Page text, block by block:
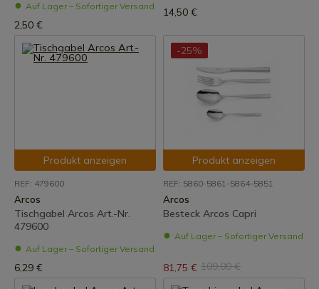
Auf Lager – Sofortiger Versand
2,50 €
14,50 €
Produkt anzeigen
REF: 479600
Arcos
Tischgabel Arcos Art.-Nr.
479600
Auf Lager – Sofortiger Versand
6,29 €
-25%
Produkt anzeigen
REF: 5860-5861-5864-5851
Arcos
Besteck Arcos Capri
Auf Lager – Sofortiger Versand
81,75 € 109,00 €